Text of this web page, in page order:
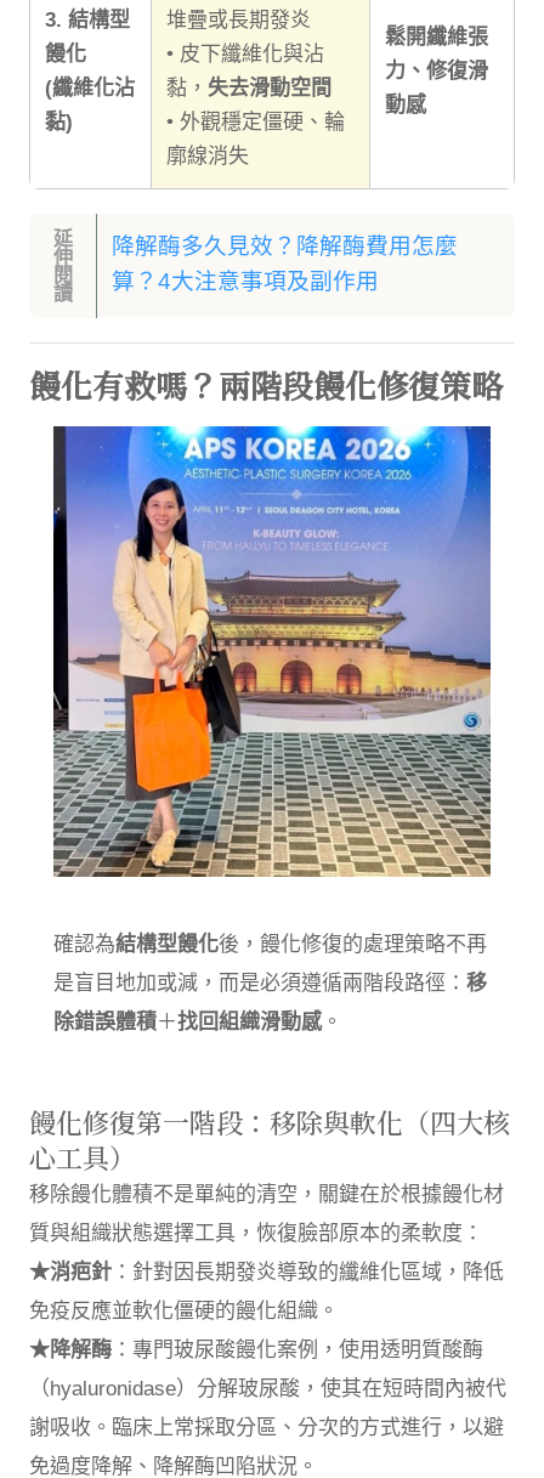
3. 結構型
饅化
(纖維化沾
黏)
堆疊或長期發炎
• 皮下纖維化與沾
黏， 失去滑動空間
• 外觀穩定僵硬、輪
廓線消失
鬆開纖維張
力、修復滑
動感
延
伸
閱
讀
降解酶多久見效？降解酶費用怎麼
算？4大注意事項及副作用
饅化有救嗎？兩階段饅化修復策略
確認為結構型饅化後，饅化修復的處理策略不再
是盲目地加或減，而是必須遵循兩階段路徑： 移
除錯誤體積＋找回組織滑動感。
饅化修復第一階段：移除與軟化（四大核
心工具）
移除饅化體積不是單純的清空，關鍵在於根據饅化材
質與組織狀態選擇工具，恢復臉部原本的柔軟度：
★消疤針 ：針對因長期發炎導致的纖維化區域，降低
免疫反應並軟化僵硬的饅化組織。
★降解酶 ：專門玻尿酸饅化案例，使用透明質酸酶
（hyaluronidase）分解玻尿酸，使其在短時間內被代
謝吸收。臨床上常採取分區、分次的方式進行，以避
免過度降解、降解酶凹陷狀況。